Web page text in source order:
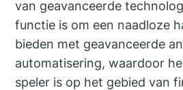
van geavanceerde
functie is om een naadloze
bieden met geavanceerde
automatisering, waardoor
speler is op het gebied van